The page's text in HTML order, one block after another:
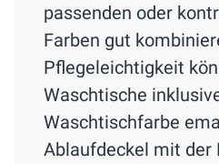
passenden oder
Farben gut
Pflegeleichtigkeit
Waschtische
Waschtischfarbe
Ablaufdeckel mit der